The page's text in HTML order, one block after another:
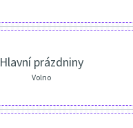
Hlavní prázdniny
Volno